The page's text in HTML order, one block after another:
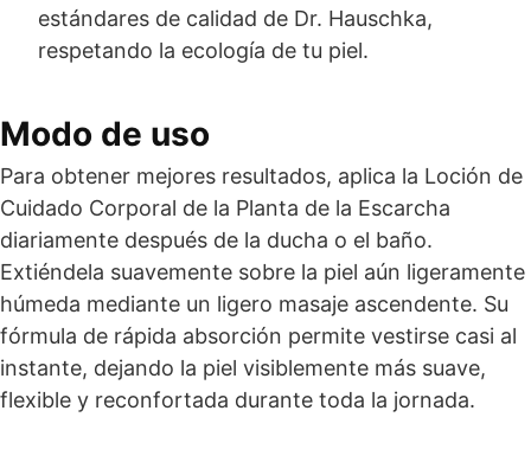
estándares de calidad de Dr. Hauschka,
respetando la ecología de tu piel.
Modo de uso
Para obtener mejores resultados, aplica la Loción de
Cuidado Corporal de la Planta de la Escarcha
diariamente después de la ducha o el baño.
Extiéndela suavemente sobre la piel aún ligeramente
húmeda mediante un ligero masaje ascendente. Su
fórmula de rápida absorción permite vestirse casi al
instante, dejando la piel visiblemente más suave,
flexible y reconfortada durante toda la jornada.